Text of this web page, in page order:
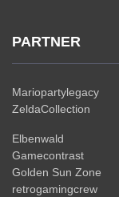
PARTNER
Mariopartylegacy
ZeldaCollection
Elbenwald
Gamecontrast
Golden Sun Zone
retrogamingcrew